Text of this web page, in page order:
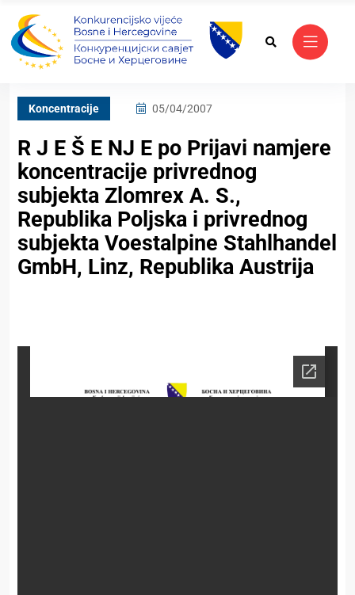
Koncentracije 05/04/2007
R J E Š E NJ E po Prijavi namjere
koncentracije privrednog
subjekta Zlomrex A. S.,
Republika Poljska i privrednog
subjekta Voestalpine Stahlhandel
GmbH, Linz, Republika Austrija